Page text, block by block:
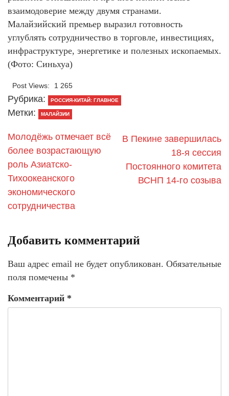
взаимодоверие между двумя странами.
Малайзийский премьер выразил готовность
углублять сотрудничество в торговле, инвестициях,
инфраструктуре, энергетике и полезных ископаемых.
(Фото: Синьхуа)
Post Views: 1 265
Рубрика: РОССИЯ-КИТАЙ: ГЛАВНОЕ
Метки: МАЛАЙЗИИ
Молодёжь отмечает всё
более возрастающую
роль Азиатско-
Тихоокеанского
экономического
сотрудничества
В Пекине завершилась
18-я сессия
Постоянного комитета
ВСНП 14-го созыва
Добавить комментарий
Ваш адрес email не будет опубликован. Обязательные
поля помечены *
Комментарий *